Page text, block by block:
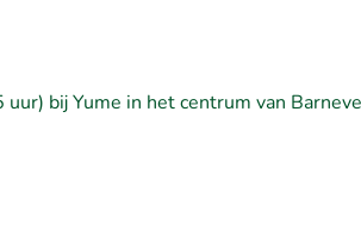
bij Yume in het centrum van